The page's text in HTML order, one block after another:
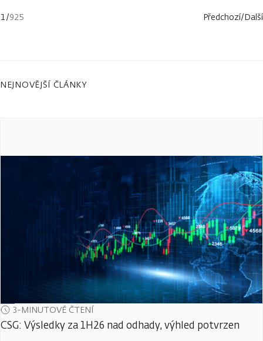
1/925 Předchozí/Další
NEJNOVĚJŠÍ ČLÁNKY
3-MINUTOVÉ ČTENÍ
CSG: Výsledky za 1H26 nad odhady, výhled potvrzen